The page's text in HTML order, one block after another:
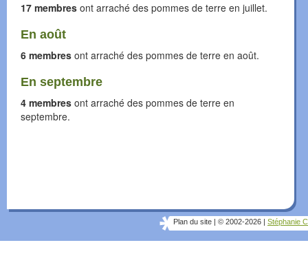
17 membres ont arraché des pommes de terre en juillet.
En août
6 membres ont arraché des pommes de terre en août.
En septembre
4 membres ont arraché des pommes de terre en
septembre.
Plan du site © 2002-2026 Stéphanie C